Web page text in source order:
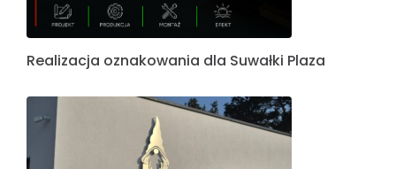
Realizacja oznakowania dla Suwałki Plaza